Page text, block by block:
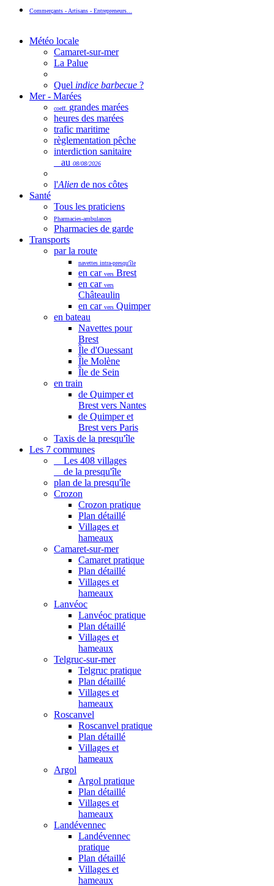
Commerçants - Artisans - Entrepreneurs...
Météo locale
Camaret-sur-mer
La Palue
Quel indice barbecue ?
Mer - Marées
coeff. grandes marées
heures des marées
trafic maritime
règlementation pêche
interdiction sanitaire
au 08/08/2026
l'Alien de nos côtes
Santé
Tous les praticiens
Pharmacies-ambulances
Pharmacies de garde
Transports
par la route
navettes intra-presqu'île
en car vers Brest
en car vers
Châteaulin
en car vers Quimper
en bateau
Navettes pour
Brest
Île d'Ouessant
Île Molène
Île de Sein
en train
de Quimper et
Brest vers Nantes
de Quimper et
Brest vers Paris
Taxis de la presqu'île
Les 7 communes
Les 408 villages
de la presqu'île
plan de la presqu'île
Crozon
Crozon pratique
Plan détaillé
Villages et
hameaux
Camaret-sur-mer
Camaret pratique
Plan détaillé
Villages et
hameaux
Lanvéoc
Lanvéoc pratique
Plan détaillé
Villages et
hameaux
Telgruc-sur-mer
Telgruc pratique
Plan détaillé
Villages et
hameaux
Roscanvel
Roscanvel pratique
Plan détaillé
Villages et
hameaux
Argol
Argol pratique
Plan détaillé
Villages et
hameaux
Landévennec
Landévennec
pratique
Plan détaillé
Villages et
hameaux